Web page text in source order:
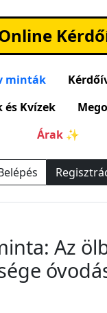
minták
és Kvízek
Árak ✨
Az